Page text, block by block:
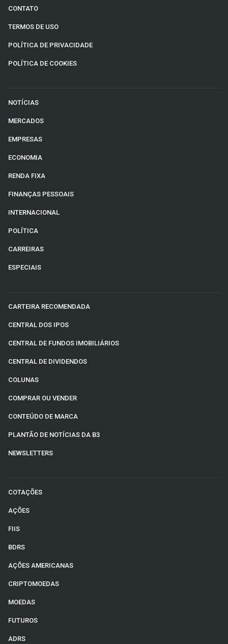
CONTATO
TERMOS DE USO
POLÍTICA DE PRIVACIDADE
POLÍTICA DE COOKIES
NOTÍCIAS
MERCADOS
EMPRESAS
ECONOMIA
RENDA FIXA
FINANÇAS PESSOAIS
INTERNACIONAL
POLÍTICA
CARREIRAS
ESPECIAIS
CARTEIRA RECOMENDADA
CENTRAL DOS IPOS
CENTRAL DE FUNDOS IMOBILIÁRIOS
CENTRAL DE DIVIDENDOS
COLUNAS
COMPRAR OU VENDER
CONTEÚDO DE MARCA
PLANTÃO DE NOTÍCIAS DA B3
NEWSLETTERS
COTAÇÕES
AÇÕES
FIIS
BDRS
AÇÕES AMERICANAS
CRIPTOMOEDAS
MOEDAS
FUTUROS
ADRS